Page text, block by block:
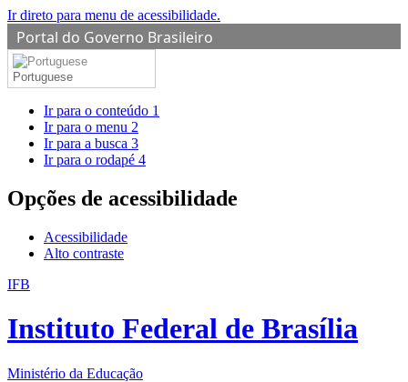
Ir direto para menu de acessibilidade.
Portal do Governo Brasileiro
Portuguese
Ir para o conteúdo 1
Ir para o menu 2
Ir para a busca 3
Ir para o rodapé 4
Opções de acessibilidade
Acessibilidade
Alto contraste
IFB
Instituto Federal de Brasília
Ministério da Educação